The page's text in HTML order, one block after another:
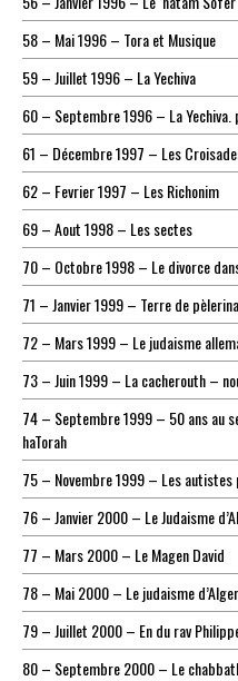
58 – Mai 1996 – Tora et Musique
59 – Juillet 1996 – La Yechiva
60 – Septembre 1996 – La Yechiva.
61 – Décembre 1997 – Les
62 – Fevrier 1997 – Les Richonim
69 – Aout 1998 – Les sectes
70 – Octobre 1998 – Le divorce
71 – Janvier 1999 – Terre de
72 – Mars 1999 – Le judaisme
73 – Juin 1999 – La cacherouth –
74 – Septembre 1999 – 50 ans au
haTorah
75 – Novembre 1999 – Les autistes
76 – Janvier 2000 – Le Judaisme
77 – Mars 2000 – Le Magen David
78 – Mai 2000 – Le judaisme
79 – Juillet 2000 – En du rav
80 – Septembre 2000 – Le